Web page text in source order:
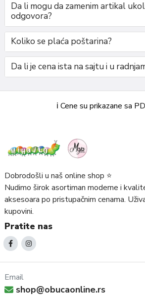
Da li mogu da zamenim artikal
odgovora?
Koliko se plaća poštarina?
Da li je cena ista na sajtu i u
ℹ️ Cene su prikazane sa
Email
shop@obucaonline.rs
Dobrodošli u naš online shop ⭐️
Nudimo širok asortiman moderne i
aksesoara po pristupačnim cenama.
kupovini.
Pratite nas